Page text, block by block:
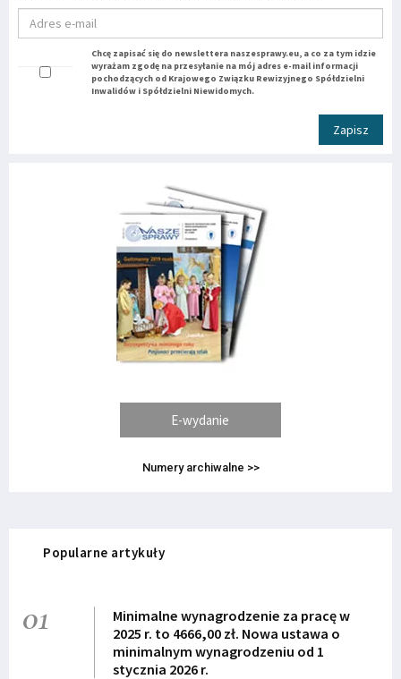
Chcę zapisać się do newslettera naszesprawy.eu, a co za tym idzie
wyrażam zgodę na przesyłanie na mój adres e-mail informacji
pochodzących od Krajowego Związku Rewizyjnego Spółdzielni
Inwalidów i Spółdzielni Niewidomych.
Zapisz
E-wydanie
Numery archiwalne >>
Popularne artykuły
01
Minimalne wynagrodzenie za pracę w
2025 r. to 4666,00 zł. Nowa ustawa o
minimalnym wynagrodzeniu od 1
stycznia 2026 r.